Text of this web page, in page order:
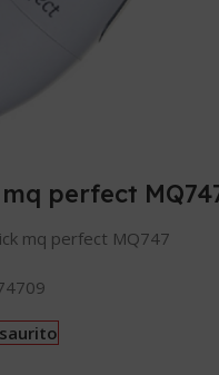
perfect
mq perfect MQ747